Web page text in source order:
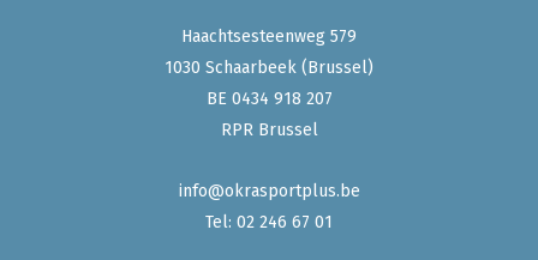
Haachtsesteenweg 579
1030 Schaarbeek (Brussel)
BE 0434 918 207
RPR Brussel
info@okrasportplus.be
Tel: 02 246 67 01